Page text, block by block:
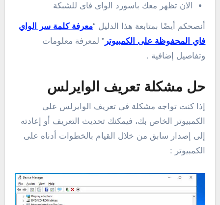
الان تظهر معك باسورد الواى فاى للشبكة
أنصحكم أيضًا بمتابعة هذا الدليل “معرفة كلمة سر الواي
فاي المحفوظة على الكمبيوتر ” لمعرفة معلومات
وتفاصيل إضافية .
حل مشكلة تعريف الوايرلس
إذا كنت تواجه مشكلة فى تعريف الوايرلس على
الكمبيوتر الخاص بك، فيمكنك تحديث التعريف أو إعادته
إلى إصدار سابق من خلال القيام بالخطوات أدناه على
الكمبيوتر :